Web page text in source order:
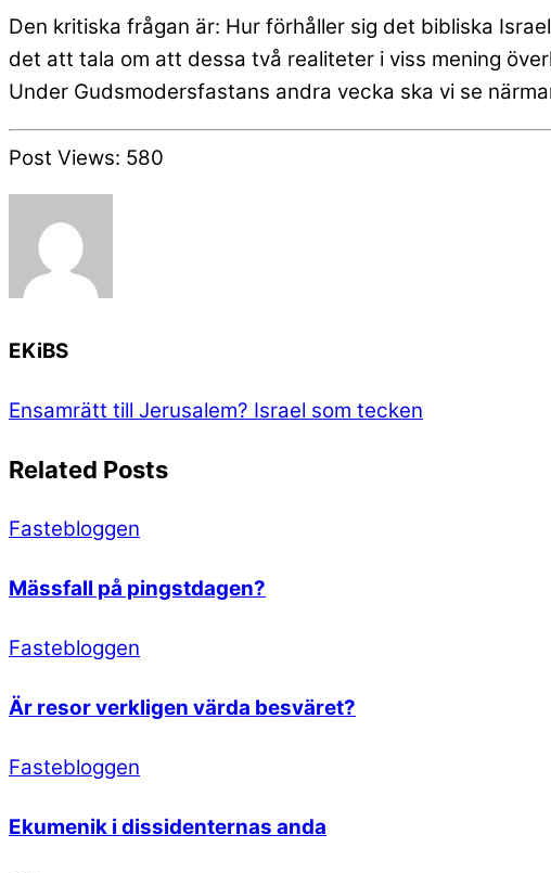
Den kritiska frågan är: Hur förhåller sig det bibliska
det att tala om att dessa två realiteter i viss mening
Under Gudsmodersfastans andra vecka ska vi se
Post Views: 580
EKiBS
Ensamrätt till Jerusalem? Israel som tecken
Related Posts
Fastebloggen
Mässfall på pingstdagen?
Fastebloggen
Är resor verkligen värda besväret?
Fastebloggen
Ekumenik i dissidenternas anda